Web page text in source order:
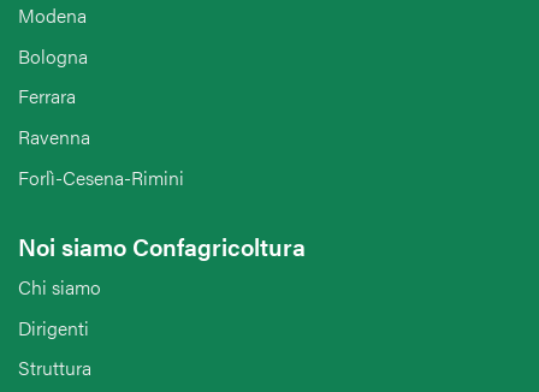
Modena
Bologna
Ferrara
Ravenna
Forlì-Cesena-Rimini
Noi siamo Confagricoltura
Chi siamo
Dirigenti
Struttura